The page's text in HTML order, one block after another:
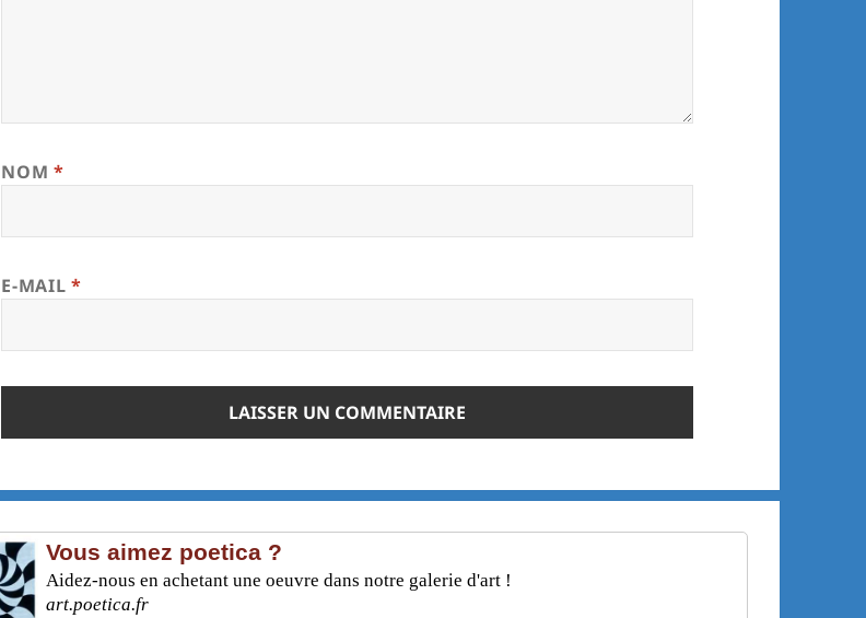
NOM *
E-MAIL *
Vous aimez poetica ?
Aidez-nous en achetant une oeuvre dans notre galerie d'art !
art.poetica.fr